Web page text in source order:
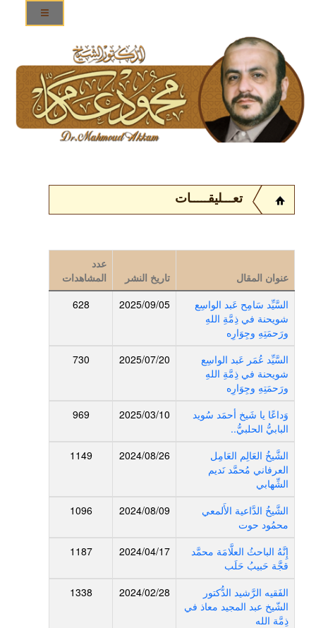
تعـــليقـــــات
عنوان المقال تاريخ النشر
عدد
المشاهدات
السَّيِّد سَامِح عَبد الواسِع
شويحنة في ذِمَّةِ اللهِ
ورَحمَتِهِ وجِوَارِه
2025/09/05
628
السَّيِّد عُمَر عَبد الواسِع
شويحنة في ذِمَّةِ اللهِ
ورَحمَتِهِ وجِوَارِه
2025/07/20
730
وَداعًا يا شَيخ أحمَد سُويد
البابيُّ الحلبيُّ..
2025/03/10
969
الشَّيخُ العَالِم العَامِل
العرفاني مُحمَّد نَديم
الشِّهابي
2024/08/26
1149
الشَّيخُ الدَّاعية الأَلمعي
محمُود حوت
2024/08/09
1096
إِنَّهُ الباحثُ العلَّامَة محمَّد
قجَّة حَبيبُ حَلَب
2024/04/17
1187
الفَقيه الرَّشيد الدُّكتور
الشّيخ عبد المجيد معاذ في
ذِمَّة الله
2024/02/28
1338